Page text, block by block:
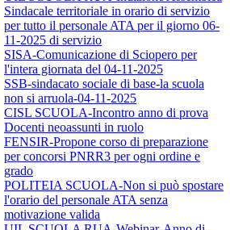
Sindacale territoriale in orario di servizio
per tutto il personale ATA per il giorno 06-
11-2025 di servizio
SISA-Comunicazione di Sciopero per
l'intera giornata del 04-11-2025
SSB-sindacato sociale di base-la scuola
non si arruola-04-11-2025
CISL SCUOLA-Incontro anno di prova
Docenti neoassunti in ruolo
FENSIR-Propone corso di preparazione
per concorsi PNRR3 per ogni ordine e
grado
POLITEIA SCUOLA-Non si può spostare
l'orario del personale ATA senza
motivazione valida